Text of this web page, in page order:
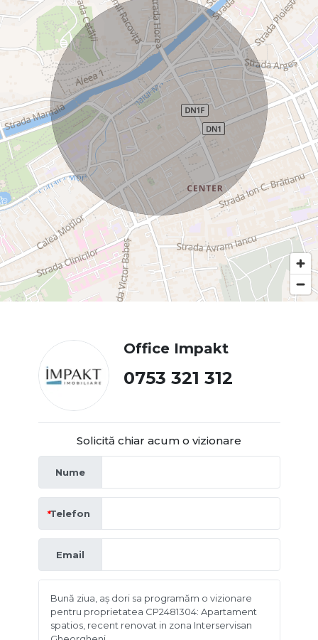
Office Impakt
0753 321 312
Solicită chiar acum o vizionare
Nume
Telefon
Email